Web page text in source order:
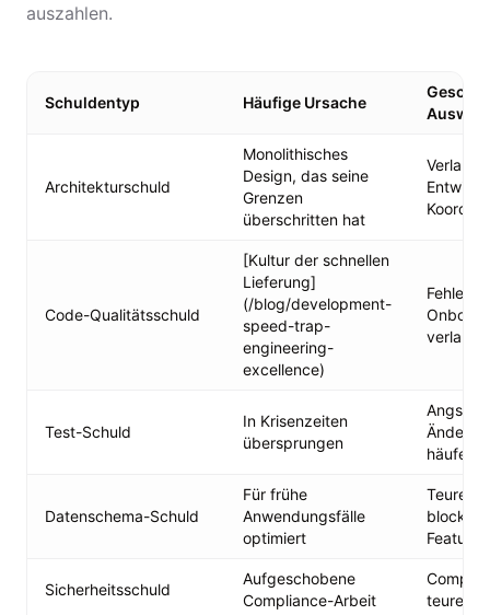
auszahlen.
Schuldentyp Häufige Ursache
Architekturschuld
Monolithisches
Design, das seine
Grenzen
überschritten hat
Code-Qualitätsschuld
[Kultur der schnellen
Lieferung]
(/blog/development-
speed-trap-
engineering-
excellence)
Fehler
Test-Schuld
In Krisenzeiten
übersprungen
Angst
häufen
Datenschema-Schuld
Für frühe
Anwendungsfälle
optimiert
Teure
Features
Sicherheitsschuld
Aufgeschobene
Compliance-Arbeit
teure